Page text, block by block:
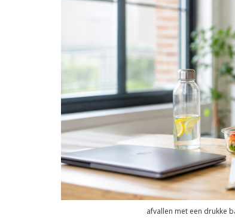
afvallen met een drukke